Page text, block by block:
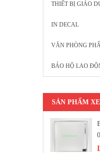
THIẾT BỊ GIÁO
IN DECAL
VĂN PHÒNG
BẢO HỘ LAO
SẢN PHẨM